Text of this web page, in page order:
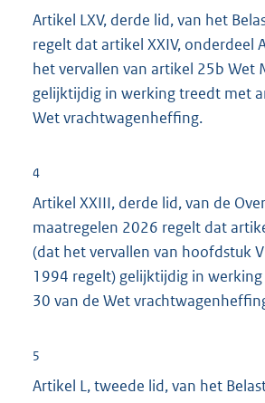
Artikel LXV, derde lid, van het
regelt dat artikel XXIV, onderdeel
het vervallen van artikel 25b Wet
gelijktijdig in werking treedt met
Wet vrachtwagenheffing.
4
Artikel XXIII, derde lid, van de
maatregelen 2026 regelt dat
(dat het vervallen van hoofdstuk
1994 regelt) gelijktijdig in
30 van de Wet
5
Artikel L, tweede lid, van het